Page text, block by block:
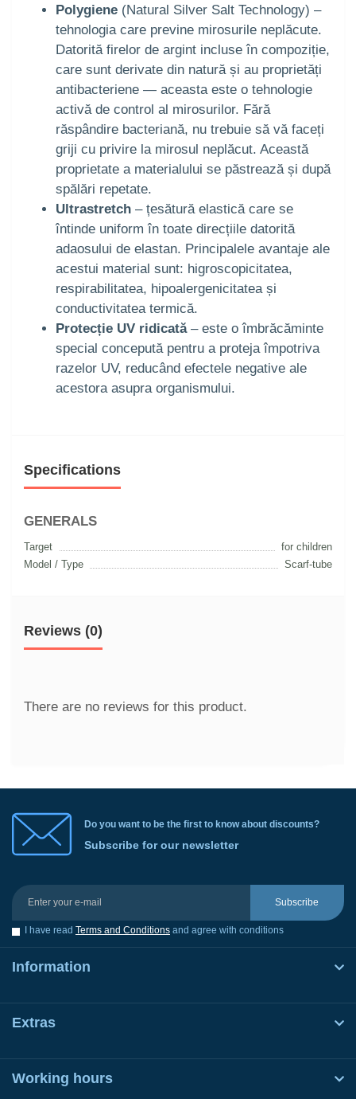
Polygiene (Natural Silver Salt Technology) –
tehnologia care previne mirosurile neplăcute.
Datorită firelor de argint incluse în compoziție,
care sunt derivate din natură și au proprietăți
antibacteriene — aceasta este o tehnologie
activă de control al mirosurilor. Fără
răspândire bacteriană, nu trebuie să vă faceți
griji cu privire la mirosul neplăcut. Această
proprietate a materialului se păstrează și după
spălări repetate.
Ultrastretch – țesătură elastică care se
întinde uniform în toate direcțiile datorită
adaosului de elastan. Principalele avantaje ale
acestui material sunt: higroscopicitatea,
respirabilitatea, hipoalergenicitatea și
conductivitatea termică.
Protecție UV ridicată– este o îmbrăcăminte
special concepută pentru a proteja împotriva
razelor UV, reducând efectele negative ale
acestora asupra organismului.
Specifications
GENERALS
Target
for children
Model / Type
Scarf-tube
Reviews (0)
There are no reviews for this product.
Do you want to be the first to know about discounts?
Subscribe for our newsletter
Subscribe
I have read Terms and Conditions and agree with conditions
Information
Extras
Working hours